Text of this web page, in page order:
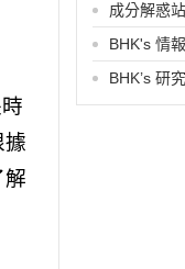
據
解
成分解惑站
BHK's 情
BHK’s 研